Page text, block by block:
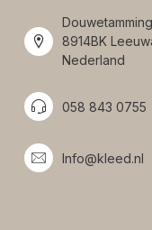
8914BK
Nederland
058 843 0755
Info@kleed.nl